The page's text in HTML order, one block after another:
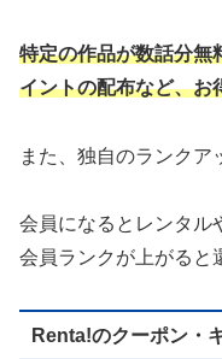
特定の作品が数話分無
イントの配布など、お
また、独自のランクア
会員になるとレンタル
会員ランクが上がると
Renta!のクーポン・